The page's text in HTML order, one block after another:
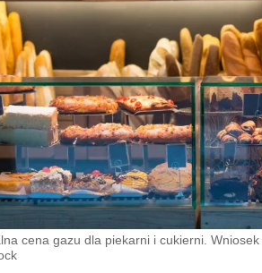
cena gazu dla piekarni i cukierni.